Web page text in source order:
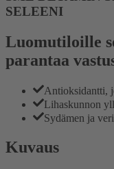
SELEENI
Luomutiloille
parantaa
Antioksidantti,
Lihaskunnon
Sydämen ja
Kuvaus